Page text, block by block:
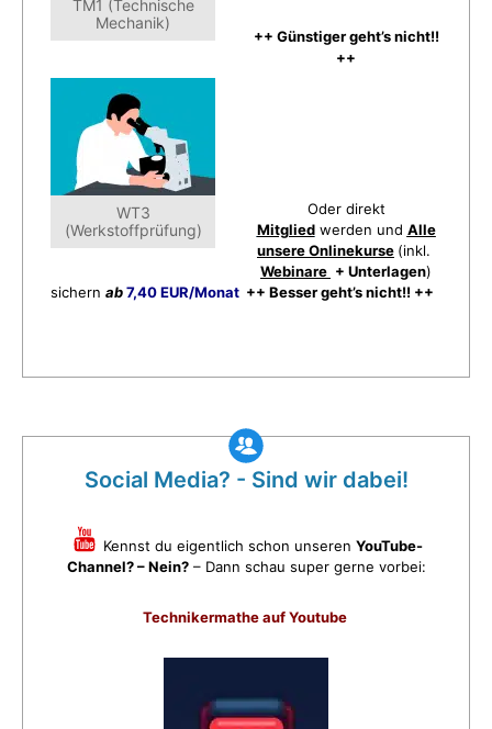
TM1 (Technische
Mechanik)
WT3
(Werkstoffprüfung)
++ Günstiger geht’s nicht!!
++
Oder direkt
Mitgliedwerden und Alle
unsere Onlinekurse (inkl.
Webinare + Unterlagen)
sichern ab7,40 EUR/Monat ++ Besser geht’s nicht!! ++
Social Media? - Sind wir dabei!
Kennst du eigentlich schon unseren YouTube-
Channel? – Nein?– Dann schau super gerne vorbei:
Technikermathe auf Youtube